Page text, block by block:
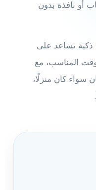
أو نافذة بدون
ذكية تساعد على
المناسب، مع
سواء كان منزلًا،